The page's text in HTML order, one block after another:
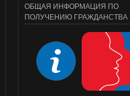
ОБЩАЯ ИНФОРМАЦИЯ ПО
ПОЛУЧЕНИЮ ГРАЖДАНСТВА